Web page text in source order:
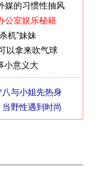
媒的习惯性抽风
公室娱乐秘籍
机”妹妹
以拿来吹气球
小意义大
八与小姐先热身
当野性遇到时尚